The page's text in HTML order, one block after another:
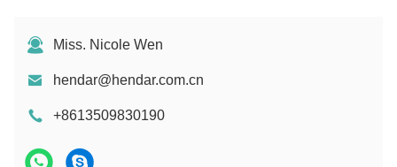
Miss. Nicole Wen
hendar@hendar.com.cn
+8613509830190